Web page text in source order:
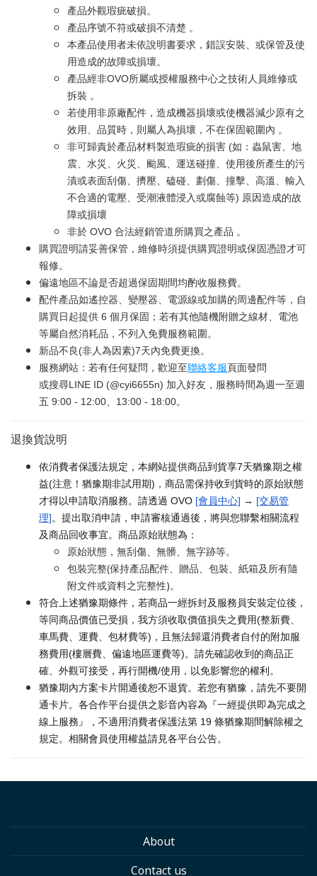
產品外觀瑕疵破損。
產品序號不符或破損不清楚 。
本產品使用者未依說明書要求，錯誤安裝、或保管及使
用造成的故障或損壞。
產品經非OVO所屬或授權服務中心之技術人員維修或
拆裝 。
若使用非原廠配件，造成機器損壞或使機器減少原有之
效用、品質時，則屬人為損壞，不在保固範圍內 。
非可歸責於產品材料製造瑕疵的損害 (如：蟲鼠害、地
震、水災、火災、颱風、運送碰撞、使用後所產生的污
漬或表面刮傷、擠壓、磕碰、劃傷、撞擊、高溫、輸入
不合適的電壓、受潮液體浸入或腐蝕等) 原因造成的故
障或損壞
非於 OVO 合法經銷管道所購買之產品 。
購買證明請妥善保管，維修時須提供購買證明或保固憑證才可
報修。
偏遠地區不論是否超過保固期間均酌收服務費。
配件產品如遙控器、變壓器、電源線或加購的周邊配件等，自
購買日起提供 6 個月保固；若有其他隨機附贈之線材、電池
等屬自然消耗品，不列入免費服務範圍。
新品不良(非人為因素)7天內免費更換。
服務網站：若有任何疑問，歡迎至聯絡客服頁面發問
或搜尋LINE ID (@cyi6655n) 加入好友，服務時間為週一至週
五 9:00 - 12:00、13:00 - 18:00。
退換貨說明
依消費者保護法規定，本網站提供商品到貨享7天猶豫期之權
益(注意！猶豫期非試用期)，商品需保持收到貨時的原始狀態
才得以申請取消服務。請透過 OVO [會員中心] → [交易管
理]。提出取消申請，申請審核通過後，將與您聯繫相關流程
及商品回收事宜。商品原始狀態為：
原始狀態，無刮傷、無髒、無字跡等。
包裝完整(保持產品配件、贈品、包裝、紙箱及所有隨
附文件或資料之完整性)。
符合上述猶豫期條件，若商品一經拆封及服務員安裝定位後，
等同商品價值已受損，我方須收取價值損失之費用(整新費、
車馬費、運費、包材費等)，且無法歸還消費者自付的附加服
務費用(樓層費、偏遠地區運費等)。請先確認收到的商品正
確、外觀可接受，再行開機/使用，以免影響您的權利。
猶豫期內方案卡片開通後恕不退貨。若您有猶豫，請先不要開
通卡片。各合作平台提供之影音內容為『一經提供即為完成之
線上服務』，不適用消費者保護法第 19 條猶豫期間解除權之
規定。相關會員使用權益請見各平台公告。
About
Contact us